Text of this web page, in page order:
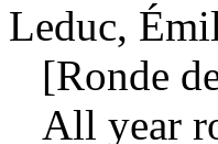
Leduc,
[Ronde
All year